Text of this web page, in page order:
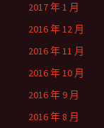
2017 年 1 月
2016 年 12 月
2016 年 11 月
2016 年 10 月
2016 年 9 月
2016 年 8 月